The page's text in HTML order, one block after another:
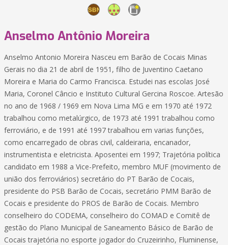
Anselmo Antônio Moreira
Anselmo Antonio Moreira Nasceu em Barão de Cocais Minas
Gerais no dia 21 de abril de 1951, filho de Juventino Caetano
Moreira e Maria do Carmo Francisca. Estudei nas escolas José
Maria, Coronel Câncio e Instituto Cultural Gercina Roscoe. Artesão
no ano de 1968 / 1969 em Nova Lima MG e em 1970 até 1972
trabalhou como metalúrgico, de 1973 até 1991 trabalhou como
ferroviário, e de 1991 até 1997 trabalhou em varias funções,
como encarregado de obras civil, caldeiraria, encanador,
instrumentista e eletricista. Aposentei em 1997; Trajetória política
candidato em 1988 a Vice-Prefeito, membro MUF (movimento de
união dos ferroviários) secretário do PT Barão de Cocais,
presidente do PSB Barão de Cocais, secretário PMM Barão de
Cocais e presidente do PROS de Barão de Cocais. Membro
conselheiro do CODEMA, conselheiro do COMAD e Comitê de
gestão do Plano Municipal de Saneamento Básico de Barão de
Cocais trajetória no esporte jogador do Cruzeirinho, Fluminense,